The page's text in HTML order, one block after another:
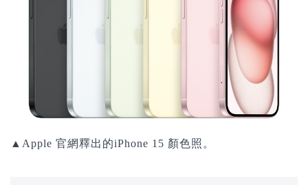
▲Apple 官網釋出的iPhone 15 顏色照。